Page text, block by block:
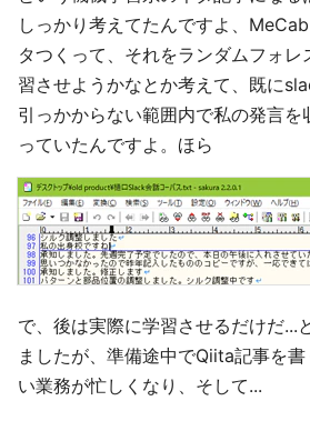
しっかり考えてたんですよ、
タつくって、それをランダムフォ
習させようかなとか考えて、既に
引っかからない範囲内で私の発言を
っていたんですよ。ほら
で、後は実際に学習させるだけだ...
ましたが、準備途中でQiita記事を
い業務が忙しくなり、そして...